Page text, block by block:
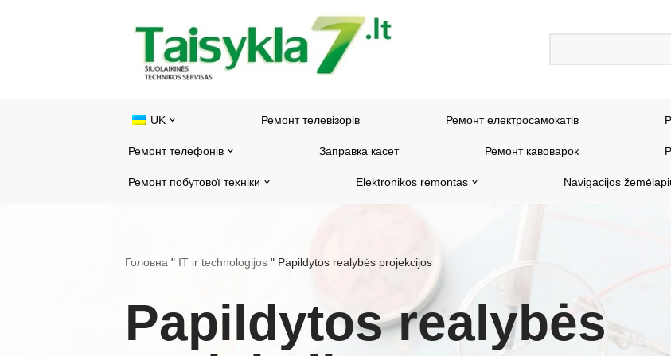
UK Ремонт телевізорів Ремонт електросамокатів
Ремонт телефонів Заправка касет Ремонт кавоварок
Ремонт побутової техніки Elektronikos remontas Navigacijos
Головна " IT ir technologijos " Papildytos realybės projekcijos
Papildytos realybės